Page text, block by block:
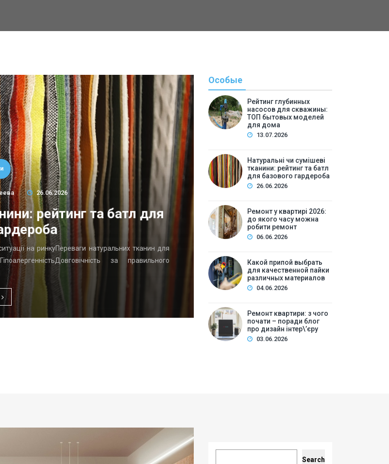
26.06.2026
рейтинг та батл для
на ринкуПереваги натуральних тканин для
за правильного
Ремонт у квартирі 2026:
робіт та обладнанняЛегкий косметичний
вечірній часКори…
Особые
Рейтинг глубинных
насосов для скважины:
ТОП бытовых моделей
для дома
13.07.2026
Натуральні чи сумішеві
тканини: рейтинг та батл
для базового гардероба
26.06.2026
Ремонт у квартирі 2026:
до якого часу можна
робити ремонт
06.06.2026
Какой припой выбрать
для качественной пайки
различных материалов
04.06.2026
Ремонт квартири: з чого
почати – поради блог
про дизайн інтер\’єру
03.06.2026
Search